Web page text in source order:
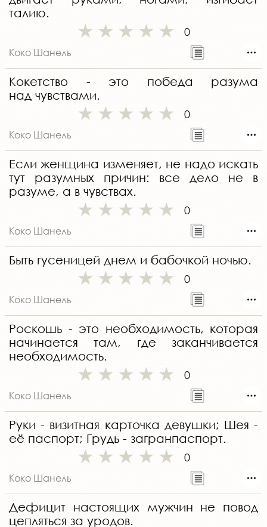
талию.
0
Коко Шанель
Кокетство - это победа разума
над чувствами.
0
Коко Шанель
Если женщина изменяет, не надо искать
тут разумных причин: все дело не в
разуме, а в чувствах.
0
Коко Шанель
Быть гусеницей днем и бабочкой ночью.
0
Коко Шанель
Роскошь - это необходимость, которая
начинается там, где заканчивается
необходимость.
0
Коко Шанель
Руки - визитная карточка девушки; Шея -
её паспорт; Грудь - загранпаспорт.
0
Коко Шанель
Дефицит настоящих мужчин не повод
цепляться за уродов.